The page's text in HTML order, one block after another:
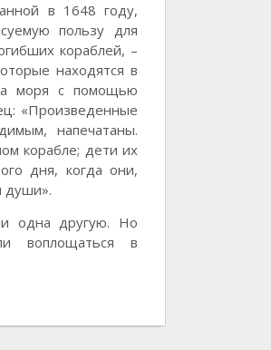
в 1648 году,
пользу для
кораблей, –
находятся в
моря с помощью
«Произведенные
напечатаны.
корабле; дети их
дня, когда они,
души».
одна другую. Но
воплощаться в